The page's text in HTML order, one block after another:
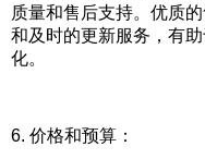
质量和售后支持。优质
和及时的更新服务，有
化。
6. 价格和预算：